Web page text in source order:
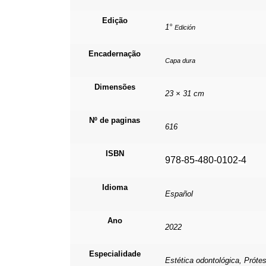
Edição
1° Edición
Encadernação
Capa dura
Dimensões
23 × 31 cm
Nº de paginas
616
ISBN
978-85-480-0102-4
Idioma
Español
Ano
2022
Especialidade
Estética odontológica,